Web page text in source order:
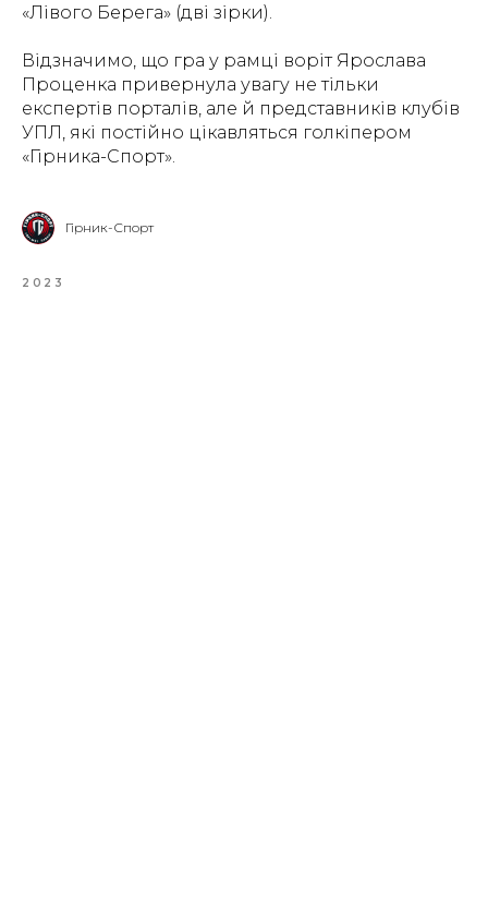
«Лівого Берега» (дві зірки).
Відзначимо, що гра у рамці воріт Ярослава
Проценка привернула увагу не тільки
експертів порталів, але й представників клубів
УПЛ, які постійно цікавляться голкіпером
«Гірника-Спорт».
Гірник-Спорт
2023